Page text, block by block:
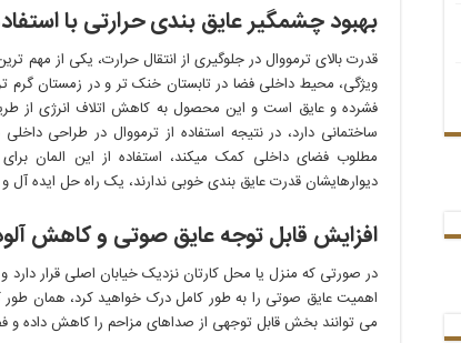
بهبود چشمگیر عایق بندی حرارتی با
قدرت بالای ترمووال در جلوگیری از انتقال حرارت، یکی از
ویژگی، محیط داخلی فضا در تابستان خنک تر و در زمستان گرم
فشرده و عایق است و این محصول به کاهش اتلاف انرژی از
ساختمانی دارد، در نتیجه استفاده از ترمووال در طراحی
مطلوب فضای داخلی کمک میکند، استفاده از این المان
دیوارهایشان قدرت عایق بندی خوبی ندارند، یک راه حل ایده
افزایش قابل توجه عایق صوتی و کاهش
در صورتی که منزل یا محل کارتان نزدیک خیابان اصلی قرار
اهمیت عایق صوتی را به طور کامل درک خواهید کرد، همان طور
می توانند بخش قابل توجهی از صداهای مزاحم را کاهش داده و